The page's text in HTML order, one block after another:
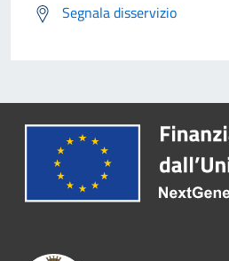
Segnala disservizio